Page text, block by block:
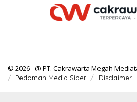
© 2026 - @ PT. Cakrawarta Megah
Pedoman Media Siber Disclaimer